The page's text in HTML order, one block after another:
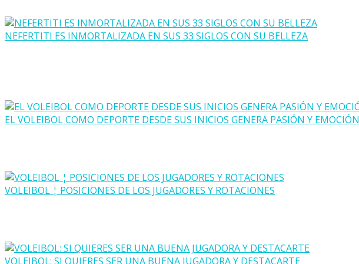
NEFERTITI ES INMORTALIZADA EN SUS 33 SIGLOS CON SU BELLEZA
EL VOLEIBOL COMO DEPORTE DESDE SUS INICIOS GENERA PASIÓN Y EMOCIÓN
VOLEIBOL ¦ POSICIONES DE LOS JUGADORES Y ROTACIONES
VOLEIBOL: SI QUIERES SER UNA BUENA JUGADORA Y DESTACARTE